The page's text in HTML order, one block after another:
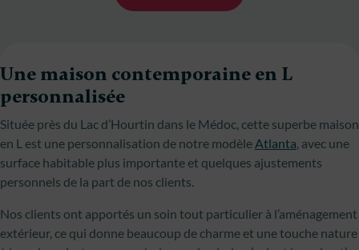
Une maison contemporaine en L
personnalisée
Située près du Lac d’Hourtin dans le Médoc, cette superbe maison
en L est une personnalisation de notre modèle Atlanta, avec une
surface habitable plus importante et quelques ajustements
personnels de la part de nos clients.
Nos clients ont apportés un soin tout particulier à l’aménagement
extérieur, ce qui donne beaucoup de charme et une touche nature